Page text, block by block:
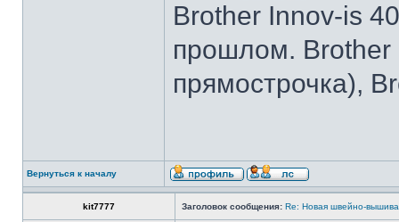
Brother Innov-is
прошлом. Brother
прямострочка),
Вернуться к началу
kit7777 Заголовок сообщения: Re: Новая швейно-